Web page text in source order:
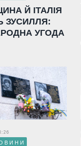
Й ІТАЛІЯ
ЗУСИЛЛЯ:
УГОДА